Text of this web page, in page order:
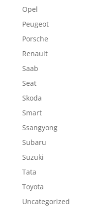
Opel
Peugeot
Porsche
Renault
Saab
Seat
Skoda
Smart
Ssangyong
Subaru
Suzuki
Tata
Toyota
Uncategorized